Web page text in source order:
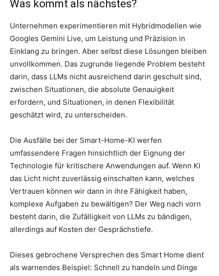
Was kommt als nächstes?
Unternehmen experimentieren mit Hybridmodellen wie
Googles Gemini Live, um Leistung und Präzision in
Einklang zu bringen. Aber selbst diese Lösungen bleiben
unvollkommen. Das zugrunde liegende Problem besteht
darin, dass LLMs nicht ausreichend darin geschult sind,
zwischen Situationen, die absolute Genauigkeit
erfordern, und Situationen, in denen Flexibilität
geschätzt wird, zu unterscheiden.
Die Ausfälle bei der Smart-Home-KI werfen
umfassendere Fragen hinsichtlich der Eignung der
Technologie für kritischere Anwendungen auf. Wenn KI
das Licht nicht zuverlässig einschalten kann, welches
Vertrauen können wir dann in ihre Fähigkeit haben,
komplexe Aufgaben zu bewältigen? Der Weg nach vorn
besteht darin, die Zufälligkeit von LLMs zu bändigen,
allerdings auf Kosten der Gesprächstiefe.
Dieses gebrochene Versprechen des Smart Home dient
als warnendes Beispiel: Schnell zu handeln und Dinge